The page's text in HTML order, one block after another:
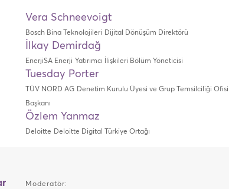
Vera Schneevoigt
Bosch Bina Teknolojileri Dijital Dönüşüm Direktörü
İlkay Demirdağ
EnerjiSA Enerji Yatırımcı İlişkileri Bölüm Yöneticisi
Tuesday Porter
TÜV NORD AG Denetim Kurulu Üyesi ve Grup Temsilciliği Ofisi
Başkanı
Özlem Yanmaz
Deloitte Deloitte Digital Türkiye Ortağı
Moderatör: